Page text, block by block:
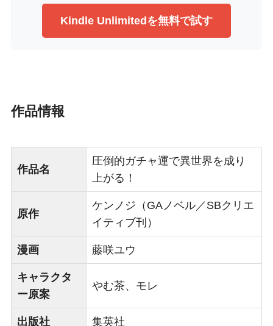
Kindle Unlimitedを無料で試す
作品情報
作品名
圧倒的ガチャ運で異世界を成り
上がる！
原作
ケンノジ（GAノベル／SBクリエ
イティブ刊）
漫画 藤咲ユウ
キャラクタ
ー原案
やむ茶、モレ
出版社 集英社